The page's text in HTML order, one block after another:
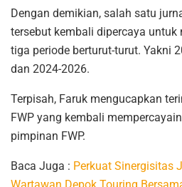
Dengan demikian, salah satu
tersebut kembali dipercaya untuk
tiga periode berturut-turut. Yakni
dan 2024-2026.
Terpisah, Faruk mengucapkan
FWP yang kembali
pimpinan FWP.
Baca Juga : Perkuat Sinergisitas